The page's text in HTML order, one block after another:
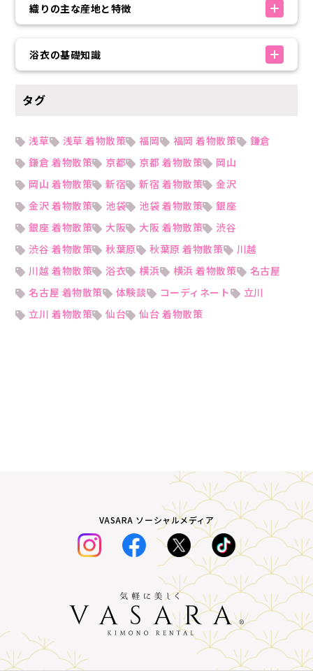
織りの主な産地と特徴
浴衣の基礎知識
タグ
浅草 浅草 着物散策 福岡 福岡 着物散策
鎌倉
鎌倉 着物散策
京都 京都 着物散策
岡山
岡山 着物散策
新宿 新宿 着物散策
金沢
金沢 着物散策
池袋 池袋 着物散策
銀座
銀座 着物散策
大阪 大阪 着物散策
渋谷
渋谷 着物散策
秋葉原 秋葉原 着物散策
川越
川越 着物散策
浴衣 横浜 横浜 着物散策
名古屋
名古屋 着物散策
体験談 コーディネート
立川
立川 着物散策
仙台 仙台 着物散策
VASARA ソーシャルメディア